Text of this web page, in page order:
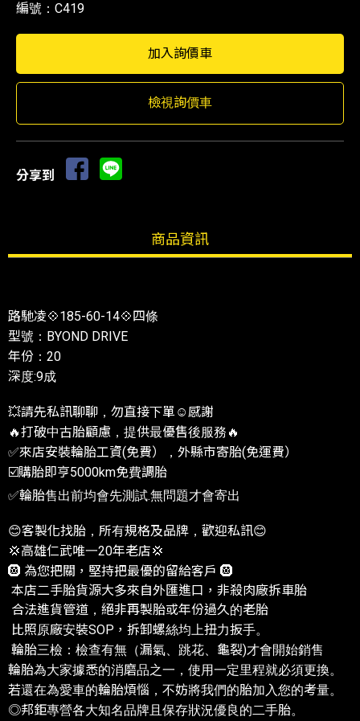
編號：C419
檢視詢價車
分享到
商品資訊
路馳凌💠185-60-14💠四條
型號：BYOND DRIVE
年份：20
深度:9成
💥請先私訊聊聊，勿直接下單☺️感謝
🔥打破中古胎顧慮，提供最優售後服務🔥
✅來店安裝輪胎工資(免費），外縣市寄胎(免運費）
☑️購胎即亨5000km免費調胎
✅輪胎售出前均會先測試.無問題才會寄出
😊客製化找胎，所有規格及品牌，歡迎私訊😊
💢高雄仁武唯一20年老店💢
🛞 為您把關，堅持把最優的留給客戶 🛞
本店二手胎貨源大多來自外匯進口，非殺肉廠拆車胎
合法進貨管道，絕非再製胎或年份過久的老胎
比照原廠安裝SOP，拆卸螺絲均上扭力扳手。
輪胎三檢：檢查有無（漏氣、跳花、龜裂)才會開始銷售
輪胎為大家據悉的消磨品之一，使用一定里程就必須更換。
若還在為愛車的輪胎煩惱，不妨將我們的胎加入您的考量。
◎邦鉅專營各大知名品牌且保存狀況優良的二手胎。